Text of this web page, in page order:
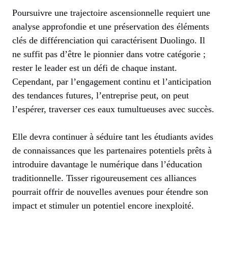
Poursuivre une trajectoire ascensionnelle requiert une
analyse approfondie et une préservation des éléments
clés de différenciation qui caractérisent Duolingo. Il
ne suffit pas d’être le pionnier dans votre catégorie ;
rester le leader est un défi de chaque instant.
Cependant, par l’engagement continu et l’anticipation
des tendances futures, l’entreprise peut, on peut
l’espérer, traverser ces eaux tumultueuses avec succès.
Elle devra continuer à séduire tant les étudiants avides
de connaissances que les partenaires potentiels prêts à
introduire davantage le numérique dans l’éducation
traditionnelle. Tisser rigoureusement ces alliances
pourrait offrir de nouvelles avenues pour étendre son
impact et stimuler un potentiel encore inexploité.